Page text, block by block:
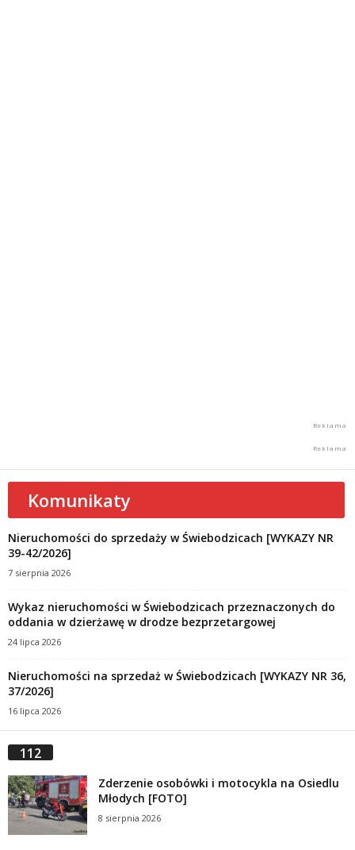
Komunikaty
Nieruchomości do sprzedaży w Świebodzicach [WYKAZY NR
39-42/2026]
7 sierpnia 2026
Wykaz nieruchomości w Świebodzicach przeznaczonych do
oddania w dzierżawę w drodze bezprzetargowej
24 lipca 2026
Nieruchomości na sprzedaż w Świebodzicach [WYKAZY NR 36,
37/2026]
16 lipca 2026
112
Zderzenie osobówki i motocykla na Osiedlu
Młodych [FOTO]
8 sierpnia 2026